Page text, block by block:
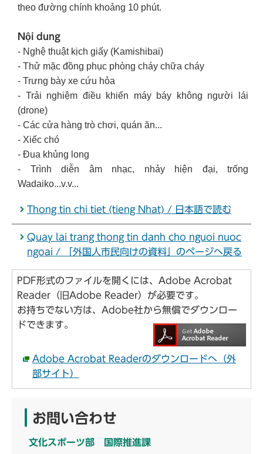
theo đường chính khoảng 10 phút.
Nội dung
- Nghệ thuật kịch giấy (Kamishibai)
- Thử mặc đồng phục phòng cháy chữa cháy
- Trưng bày xe cứu hỏa
- Trải nghiệm điều khiển máy báy không người lái
(drone)
- Các cửa hàng trò chơi, quán ăn...
- Xiếc chó
- Đua khủng long
- Trình diễn âm nhạc, nhảy hiện đại, trống
Wadaiko...v.v...
Thong tin chi tiet (tieng Nhat) / 日本語で読む
Quay lai trang thong tin danh cho nguoi nuoc
ngoai / 「外国人市民向けの資料」のページへ戻る
PDF形式のファイルを開くには、Adobe Acrobat
Reader（旧Adobe Reader）が必要です。
お持ちでない方は、Adobe社から無償でダウンロー
ドできます。
Adobe Acrobat Readerのダウンロードへ（外
部サイト）
お問い合わせ
文化スポーツ部 国際推進課